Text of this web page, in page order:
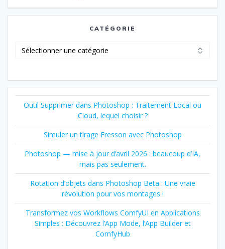
CATÉGORIE
Outil Supprimer dans Photoshop : Traitement Local ou
Cloud, lequel choisir ?
Simuler un tirage Fresson avec Photoshop
Photoshop — mise à jour d’avril 2026 : beaucoup d’IA,
mais pas seulement.
Rotation d’objets dans Photoshop Beta : Une vraie
révolution pour vos montages !
Transformez vos Workflows ComfyUI en Applications
Simples : Découvrez l’App Mode, l’App Builder et
ComfyHub